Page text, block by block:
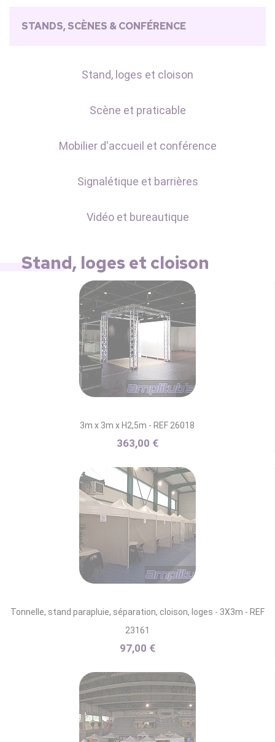
STANDS, SCÈNES & CONFÉRENCE
Stand, loges et cloison
Scène et praticable
Mobilier d'accueil et conférence
Signalétique et barrières
Vidéo et bureautique
Stand, loges et cloison
3m x 3m x H2,5m - REF 26018
363,00 €
Tonnelle, stand parapluie, séparation, cloison, loges - 3X3m - REF
23161
97,00 €